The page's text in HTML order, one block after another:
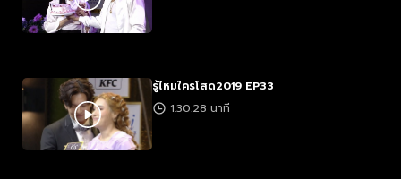
รู้ไหมใครโสด2019 EP33
1:30:28 นาที